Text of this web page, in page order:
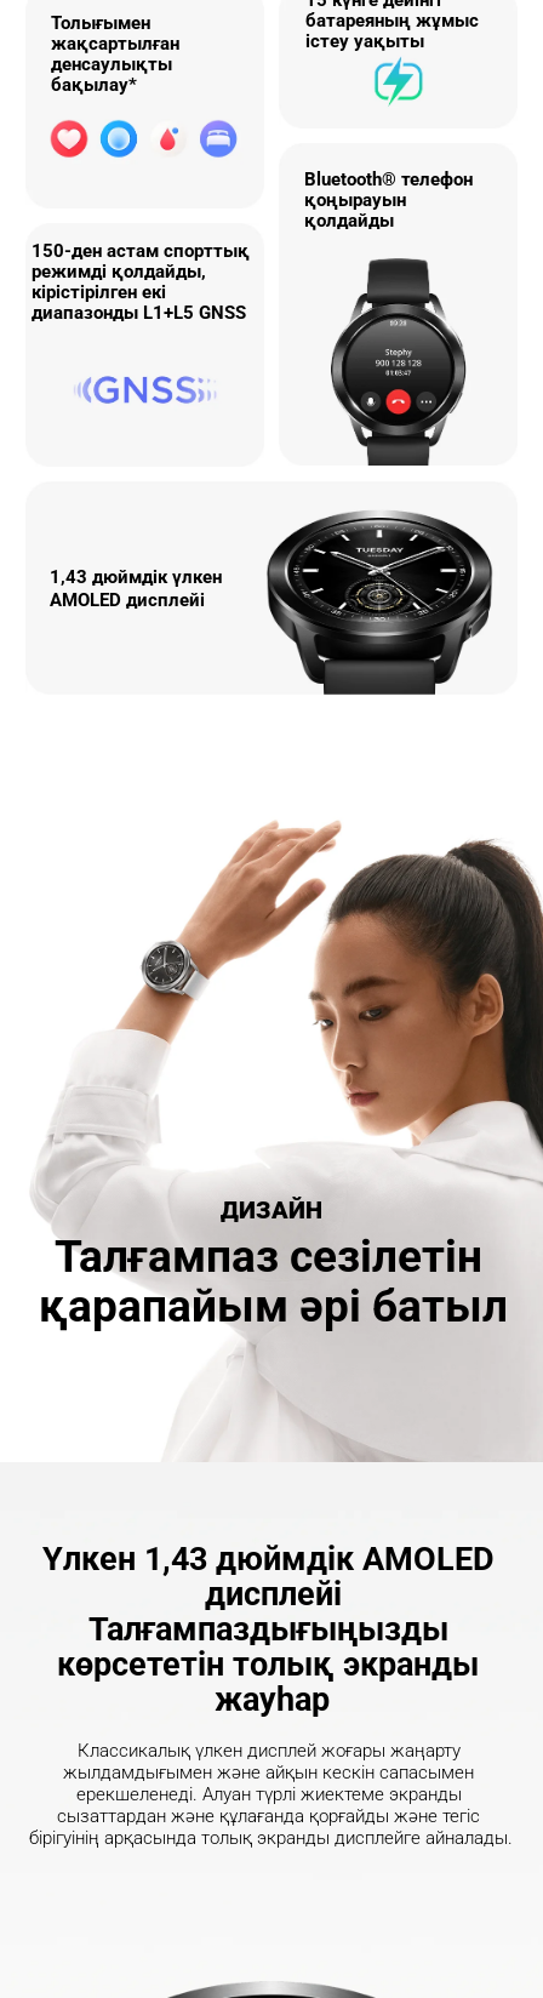
Толығымен
жақсартылған
денсаулықты
бақылау*
батареяның жұмыс
істеу уақыты
Bluetooth® телефон
қоңырауын
қолдайды
150-ден астам спорттық
режимді қолдайды,
кірістірілген екі
диапазонды L1+L5 GNSS
1,43 дюймдік үлкен
AMOLED дисплейі
ДИЗАЙН
Талғампаз сезілетін
қарапайым әрі батыл
Үлкен 1,43 дюймдік AMOLED
дисплейі
Талғампаздығыңызды
көрсететін толық экранды
жауһар
Классикалық үлкен дисплей жоғары жаңарту
жылдамдығымен және айқын кескін сапасымен
ерекшеленеді. Алуан түрлі жиектеме экранды
сызаттардан және құлағанда қорғайды және тегіс
бірігуінің арқасында толық экранды дисплейге айналады.